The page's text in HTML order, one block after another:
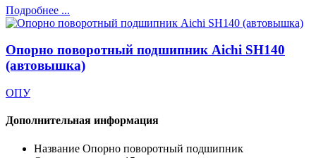
Подробнее ...
Опорно поворотный подшипник Aichi SH140
(автовышка)
ОПУ
Дополнительная информация
Название Опорно поворотный подшипник